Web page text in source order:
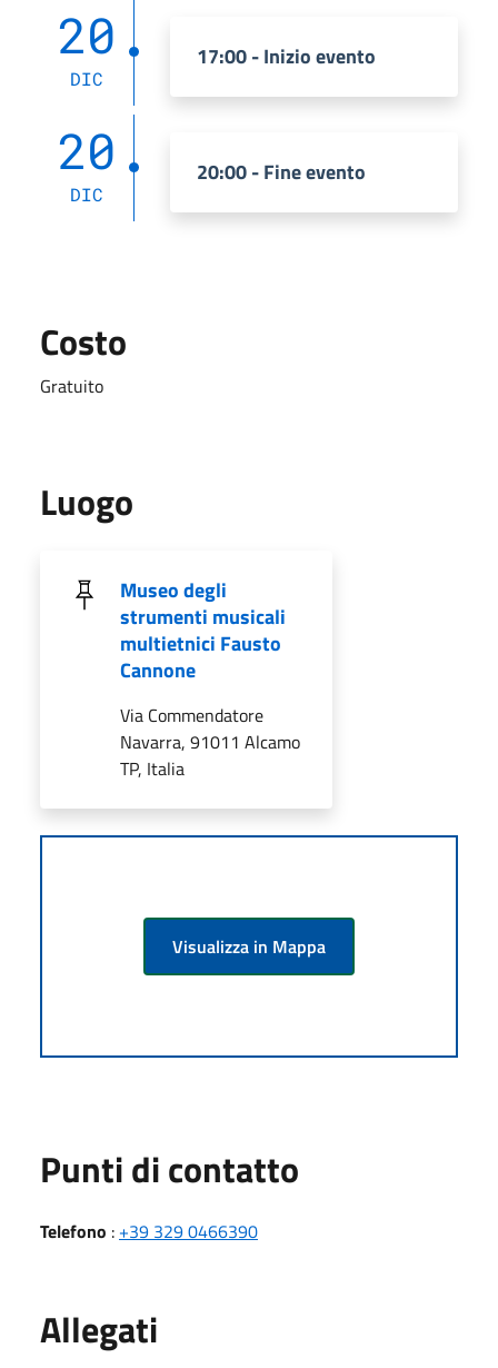
20
DIC
17:00 - Inizio evento
20
DIC
20:00 - Fine evento
Costo
Gratuito
Luogo
Museo degli
strumenti musicali
multietnici Fausto
Cannone
Via Commendatore
Navarra, 91011 Alcamo
TP, Italia
Visualizza in Mappa
Punti di contatto
Telefono : +39 329 0466390
Allegati